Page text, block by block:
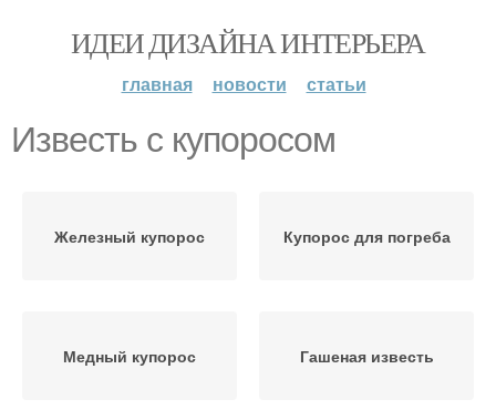
ИДЕИ ДИЗАЙНА ИНТЕРЬЕРА
главная новости статьи
Известь с купоросом
Железный купорос Купорос для погреба
Медный купорос Гашеная известь